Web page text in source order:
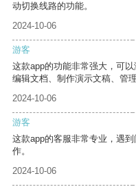
动切换线路的功能。
2024-10-06
游客
这款app的功能非常强大，可
编辑文档、制作演示文稿、管
2024-10-06
游客
这款app的客服非常专业，遇
作。
2024-10-06